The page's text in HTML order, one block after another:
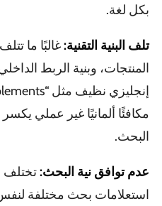
بكل لغة.
تلف البنية التقنية:
المنتجات، وبنية الربط
مكافئًا ألمانيًا غير عملي
البحث.
عدم توافق نية البحث:تختلف
استعلامات بحث مختلفة